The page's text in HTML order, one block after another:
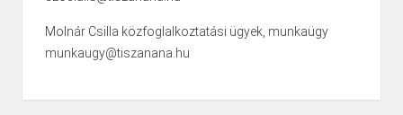
Molnár Csilla közfoglalkoztatási ügyek, munkaügy
munkaugy@tiszanana.hu